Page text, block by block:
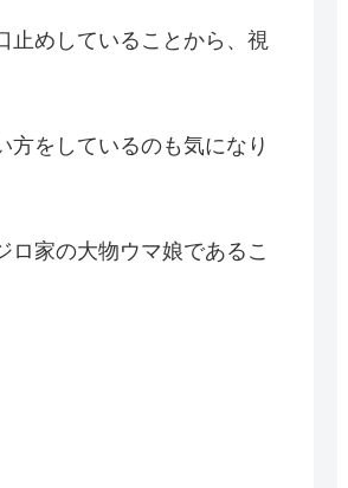
止めしていることから、視
をしているのも気になり
家の大物ウマ娘であるこ